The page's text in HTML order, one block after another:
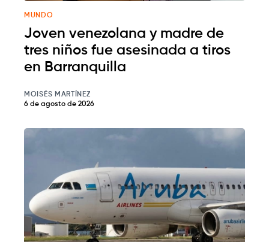
MUNDO
Joven venezolana y madre de
tres niños fue asesinada a tiros
en Barranquilla
MOISÉS MARTÍNEZ
6 de agosto de 2026